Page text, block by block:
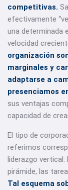
competitivas.
efectivamente
una determinada
velocidad
organización
marginales y
adaptarse a
presenciamos
sus ventajas
capacidad de
El tipo de
referimos
liderazgo
pirámide, las
Tal esquema